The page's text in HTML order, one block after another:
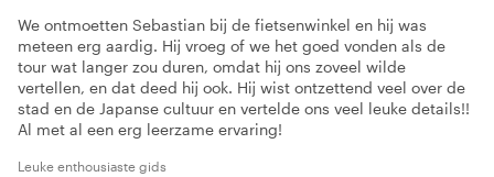
We ontmoetten Sebastian bij de fietsenwinkel en hij was
meteen erg aardig. Hij vroeg of we het goed vonden als de
tour wat langer zou duren, omdat hij ons zoveel wilde
vertellen, en dat deed hij ook. Hij wist ontzettend veel over de
stad en de Japanse cultuur en vertelde ons veel leuke details!!
Al met al een erg leerzame ervaring!
Leuke enthousiaste gids